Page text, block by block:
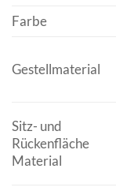
Farbe
Gestellmaterial
Sitz- und
Rückenfläche
Material